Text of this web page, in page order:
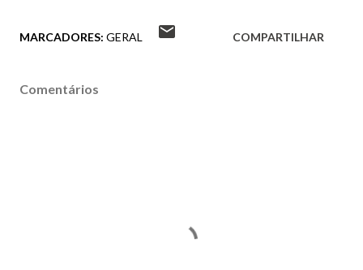
MARCADORES: GERAL COMPARTILHAR
Comentários